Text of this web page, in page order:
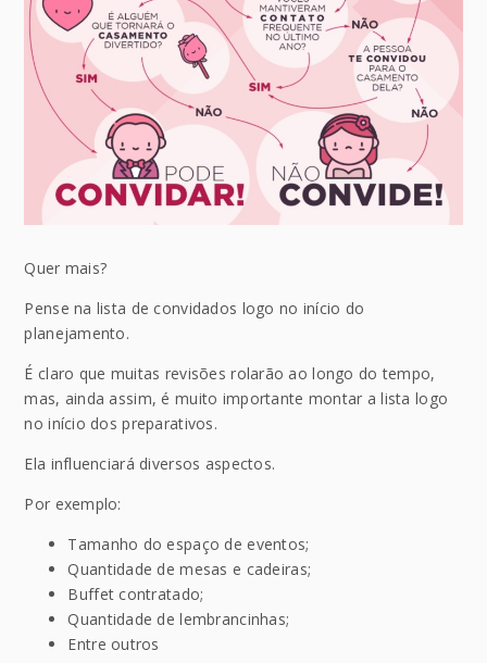
Quer mais?
Pense na lista de convidados logo no início do
planejamento.
É claro que muitas revisões rolarão ao longo do tempo,
mas, ainda assim, é muito importante montar a lista logo
no início dos preparativos.
Ela influenciará diversos aspectos.
Por exemplo:
Tamanho do espaço de eventos;
Quantidade de mesas e cadeiras;
Buffet contratado;
Quantidade de lembrancinhas;
Entre outros